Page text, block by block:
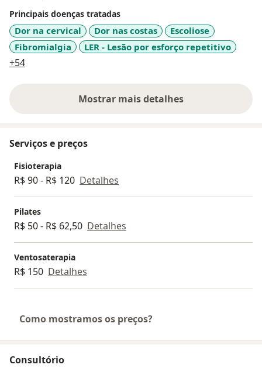
Principais doenças tratadas
Dor na cervical Dor nas costas
Escoliose
Fibromialgia
LER - Lesão por esforço repetitivo
+54a11y_sr_more_diseases
Mostrar mais detalhes
sobre a experiência
Serviços e preços
Fisioterapia
R$ 90 - R$ 120 Detalhes
Pilates
R$ 50 - R$ 62,50 Detalhes
Ventosaterapia
R$ 150 Detalhes
Como mostramos os preços?
Consultório